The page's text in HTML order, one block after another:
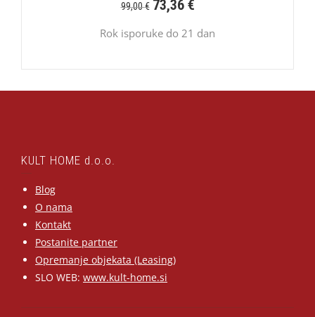
99,00€ 73,36 €
Rok isporuke do 21 dan
KULT HOME d.o.o.
Blog
O nama
Kontakt
Postanite partner
Opremanje objekata (Leasing)
SLO WEB: www.kult-home.si